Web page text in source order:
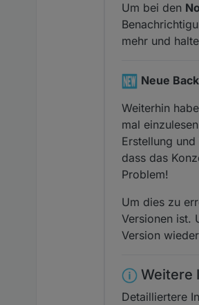
Um bei den
mehr und
Neue
Weiterhin
mal
Erstellung
dass das
Problem!
Um dies zu
Versionen ist.
Version
Weitere
Detailliertere